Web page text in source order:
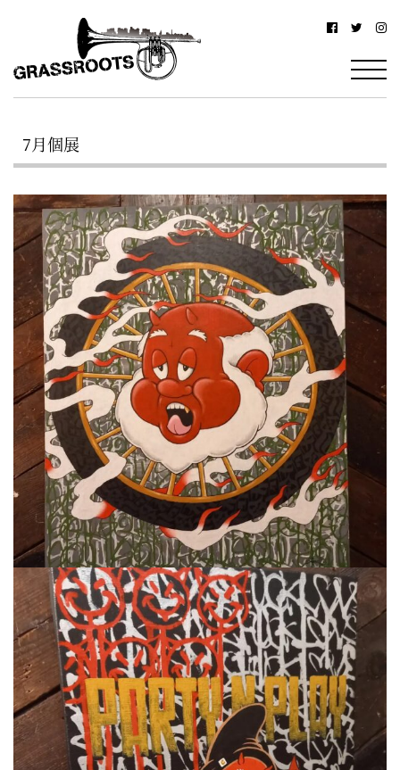
浜
グ
ス
ル
ー
ツ
–
YOKOHAMA
Grassroots
–
駅
北
西
口
か
ら
徒
歩
約
3
分・
鶴
屋
町
に
あ
る
ダ
イ
ニ
ン
グ
バ
ー
7月個展